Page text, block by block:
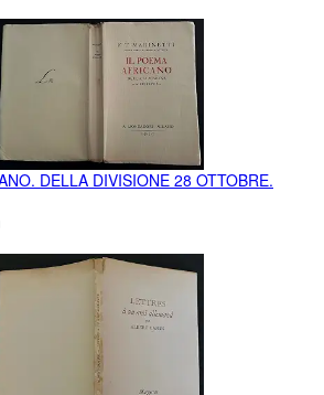
DELLA DIVISIONE 28 OTTOBRE.